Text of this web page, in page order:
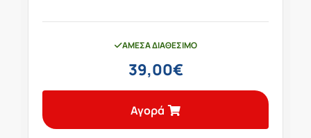
ΆΜΕΣΑ ΔΙΑΘΈΣΙΜΟ
39,00€
Αγορά